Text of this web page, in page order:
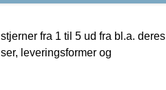
fra 1 til 5 ud fra bl.a. deres
leveringsformer og